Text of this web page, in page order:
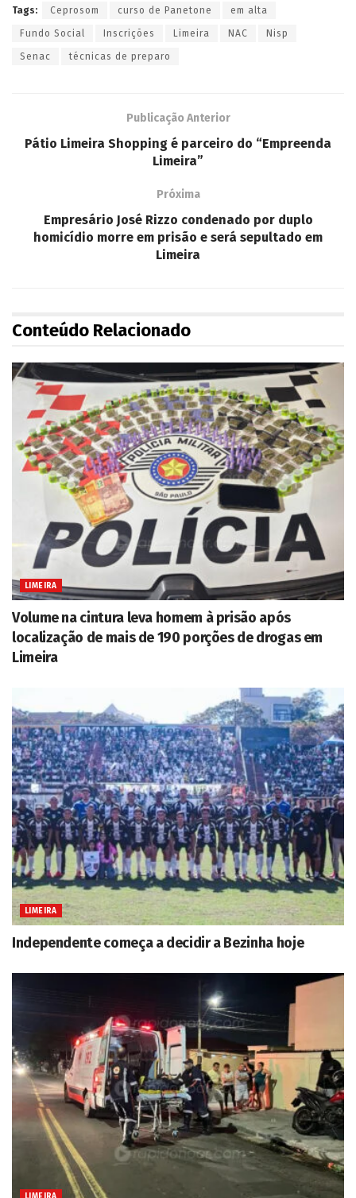
Tags: Ceprosom curso de Panetone em alta
Fundo Social Inscrições Limeira NAC Nisp
Senac técnicas de preparo
Publicação Anterior
Pátio Limeira Shopping é parceiro do “Empreenda
Limeira”
Próxima
Empresário José Rizzo condenado por duplo
homicídio morre em prisão e será sepultado em
Limeira
Conteúdo Relacionado
LIMEIRA
Volume na cintura leva homem à prisão após
localização de mais de 190 porções de drogas em
Limeira
LIMEIRA
Independente começa a decidir a Bezinha hoje